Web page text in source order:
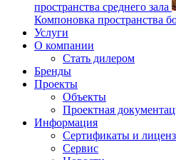
пространства среднего зала
Компоновка пространства
Услуги
О компании
Стать дилером
Бренды
Проекты
Объекты
Проектная
Информация
Сертификаты и
Сервис